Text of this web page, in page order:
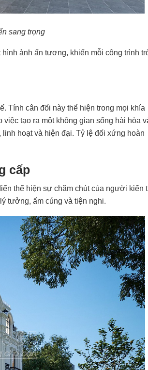
sang trọng
ảnh ấn tượng, khiến mỗi công trình
Tính cân đối này thể hiện trong mọi khía
tạo ra một không gian sống hài hòa
hoạt và hiện đại. Tỷ lệ đối xứng hoàn
cấp
thể hiện sự chăm chút của người kiến
tưởng, ấm cúng và tiện nghi.